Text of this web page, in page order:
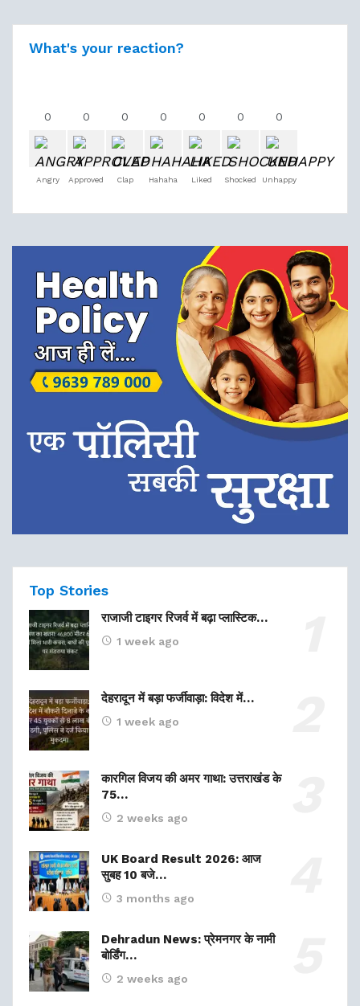
What's your reaction?
0
Angry
0
Approved
0
Clap
0
Hahaha
0
Liked
0
Shocked
0
Unhappy
Top Stories
राजाजी टाइगर रिजर्व में बढ़ा प्लास्टिक…
1 week ago
देहरादून में बड़ा फर्जीवाड़ा: विदेश में…
1 week ago
कारगिल विजय की अमर गाथा: उत्तराखंड के
75…
2 weeks ago
UK Board Result 2026: आज
सुबह 10 बजे…
3 months ago
Dehradun News: प्रेमनगर के नामी
बोर्डिंग…
2 weeks ago